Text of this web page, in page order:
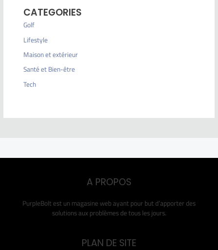
CATEGORIES
Golf
Lifestyle
Maison et extérieur
Santé et Bien-être
Tech
A PROPOS
PurpleBolt est un magasine web ayant pour but d’apporter des
solutions aux problèmes de tous les jours.
PLAN DE SITE